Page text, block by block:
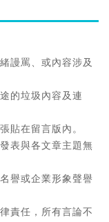
謾罵、或內容涉及
的垃圾內容及連
貼在留言版內。
表與各文章主題無
譽或企業形象聲譽
責任，所有言論不